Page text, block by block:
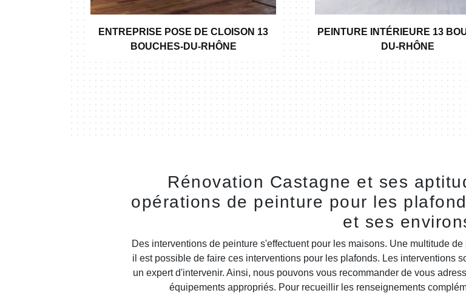
ENTREPRISE POSE DE CLOISON 13
BOUCHES-DU-RHÔNE
PEINTURE INTÉRIEURE 13
DU-RHÔNE
Rénovation Castagne et ses
opérations de peinture pour les
et ses
Des interventions de peinture s'effectuent pour les maisons. Une multitude
il est possible de faire ces interventions pour les plafonds. Les interventions
un expert d'intervenir. Ainsi, nous pouvons vous recommander de vous
équipements appropriés. Pour recueillir les renseignements